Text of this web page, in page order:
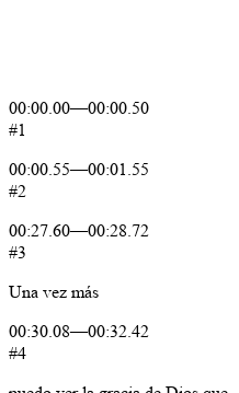
00:00.00—00:00.50
#1
00:00.55—00:01.55
#2
00:27.60—00:28.72
#3
Una vez más
00:30.08—00:32.42
#4